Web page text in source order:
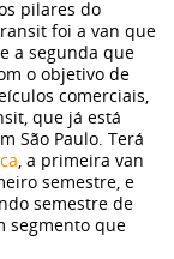
pilares do
foi a van que
a segunda que
o objetivo de
comerciais,
que já está
São Paulo. Terá
, a primeira van
semestre, e
semestre de
segmento que